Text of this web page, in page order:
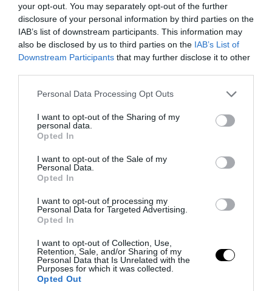
your opt-out. You may separately opt-out of the further
disclosure of your personal information by third parties on the
IAB’s list of downstream participants. This information may
also be disclosed by us to third parties on the IAB’s List of
Downstream Participants that may further disclose it to other
Please note that this website/app uses one or more Google
not limited to your visit or usage behaviour. You may click to
grant or deny consent to Google and its third-party tags to
use your data for below specified purposes in below Google
consent section.
Personal Data Processing Opt Outs
I want to opt-out of the Sharing of my
personal data.
Opted In
I want to opt-out of the Sale of my
Personal Data.
Opted In
I want to opt-out of processing my
Personal Data for Targeted Advertising.
Opted In
I want to opt-out of Collection, Use,
Retention, Sale, and/or Sharing of my
Personal Data that Is Unrelated with the
Purposes for which it was collected.
Opted Out
PRONEWS.GR /ΕΣΩΤΕΡΙΚΗ ΑΣΦΑΛΕΙΑ
Διακινούσαν παράνομα ψυκτικές ουσίες
κάνοντας τρελές μπίζνες: Πάνω από
880.000 ευρώ η αξία φορτίου με φρέον!
09.08.2026 | 19:06
PRONEWS.GR /ΕΣΩΤΕΡΙΚΗ ΑΣΦΑΛΕΙΑ